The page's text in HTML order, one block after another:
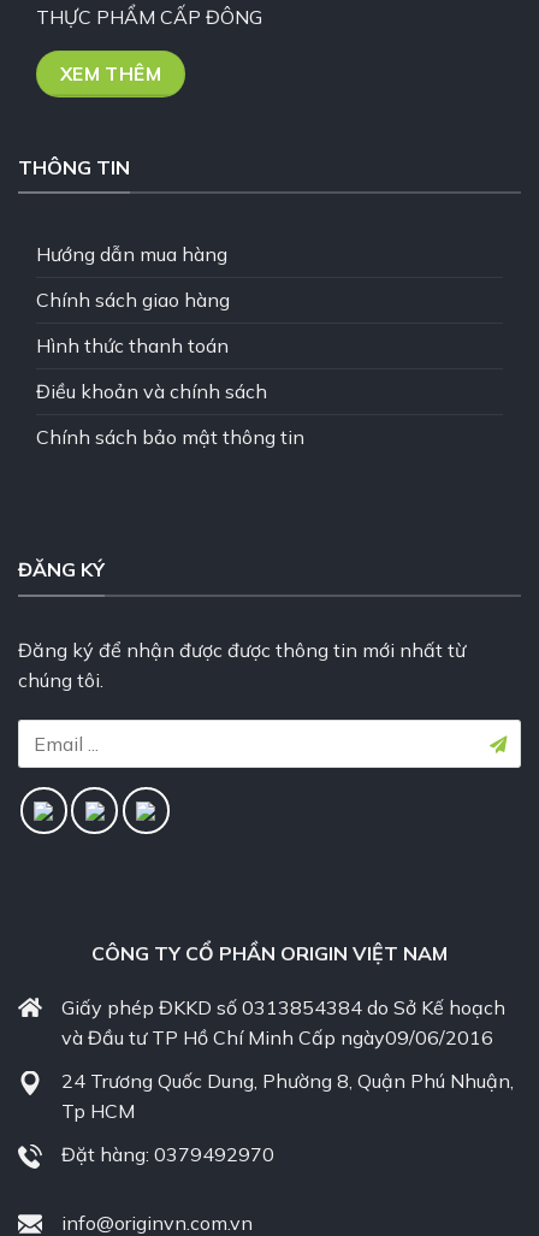
THỰC PHẨM CẤP ĐÔNG
XEM THÊM
THÔNG TIN
Hướng dẫn mua hàng
Chính sách giao hàng
Hình thức thanh toán
Điều khoản và chính sách
Chính sách bảo mật thông tin
ĐĂNG KÝ
Đăng ký để nhận được được thông tin mới nhất từ
chúng tôi.
CÔNG TY CỔ PHẦN ORIGIN VIỆT NAM
Giấy phép ĐKKD số 0313854384 do Sở Kế hoạch
và Đầu tư TP Hồ Chí Minh Cấp ngày09/06/2016
24 Trương Quốc Dung, Phường 8, Quận Phú Nhuận,
Tp HCM
Đặt hàng: 0379492970
info@originvn.com.vn